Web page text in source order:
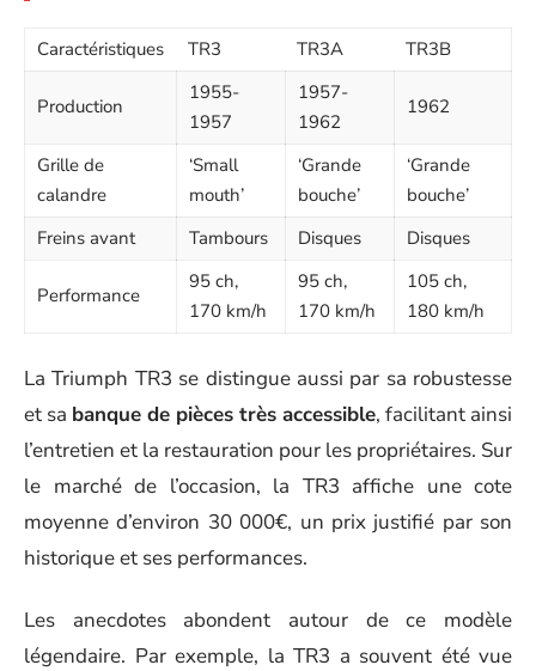
Caractéristiques TR3 TR3A TR3B
Production
1955-
1957
1957-
1962
1962
Grille de
calandre
‘Small
mouth’
‘Grande
bouche’
‘Grande
bouche’
Freins avant
Tambours Disques Disques
Performance
95 ch,
170 km/h
95 ch,
170 km/h
105 ch,
180 km/h
La Triumph TR3 se distingue aussi par sa robustesse
et sa banque de pièces très accessible, facilitant ainsi
l’entretien et la restauration pour les propriétaires. Sur
le marché de l’occasion, la TR3 affiche une cote
moyenne d’environ 30 000€, un prix justifié par son
historique et ses performances.
Les anecdotes abondent autour de ce modèle
légendaire. Par exemple, la TR3 a souvent été vue